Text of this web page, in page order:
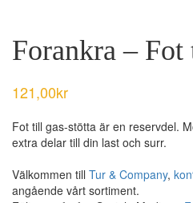
Forankra –
121,00kr
Fot till gas-stötta är en reservdel.
extra delar till din last och surr.
Välkommen till Tur & Company,
angående vårt sortiment.